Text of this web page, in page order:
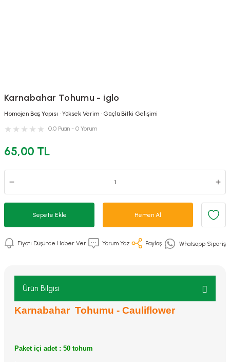
Karnabahar Tohumu - iglo
Homojen Baş Yapısı • Yüksek Verim • Güçlü Bitki Gelişimi
0.0 Puan - 0 Yorum
65,00 TL
Sepete Ekle Hemen Al
Fiyatı Düşünce Haber Ver Yorum Yaz Paylaş Whatsapp Sipariş
Ürün Bilgisi
Karnabahar Tohumu - Cauliflower
Paket içi adet : 50 tohum